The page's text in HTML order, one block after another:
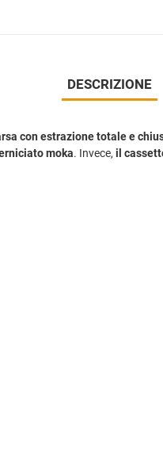
DESCRIZIONE
con estrazione totale e
moka. Invece, il